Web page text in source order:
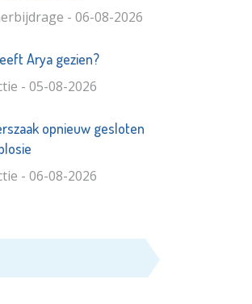
- 06-08-2026
Arya gezien?
- 05-08-2026
opnieuw gesloten
- 06-08-2026